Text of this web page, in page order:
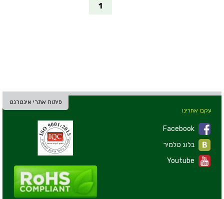
1
פיתוח אתרי אינטרנט
עקבו אחרינו
Facebook
Youtube